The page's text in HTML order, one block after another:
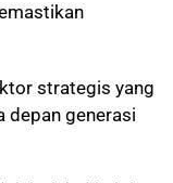
strategis yang
depan generasi